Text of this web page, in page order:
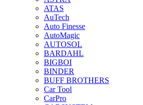
ATAS
AuTech
Auto Finesse
AutoMagic
AUTOSOL
BARDAHL
BIGBOI
BINDER
BUFF BROTHERS
Car Tool
CarPro